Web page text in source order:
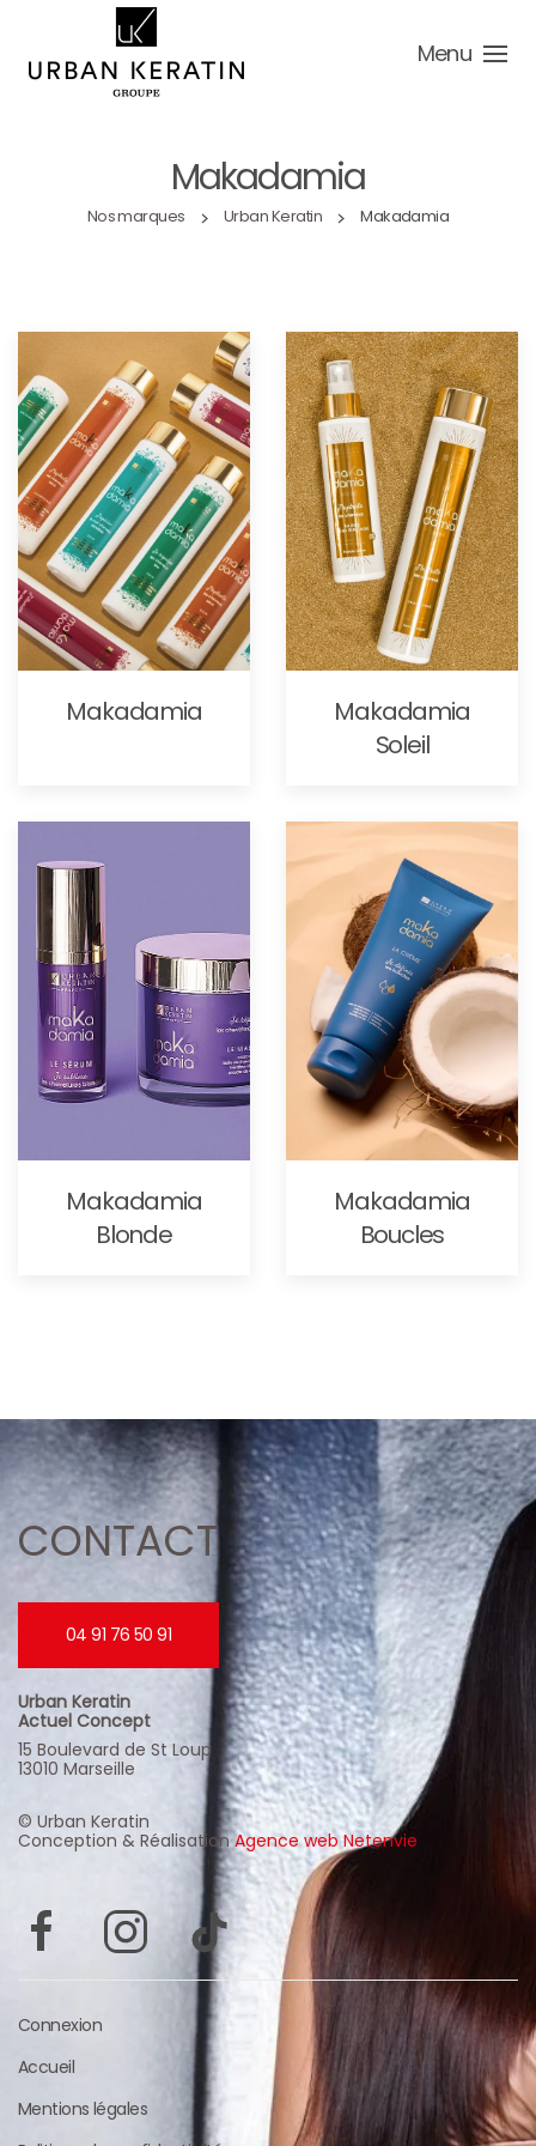
Menu
Makadamia
Nos marques Urban Keratin Makadamia
Makadamia
Makadamia
Soleil
Makadamia
Blonde
Makadamia
Boucles
CONTACT
04 91 76 50 91
Urban Keratin
Actuel Concept
15 Boulevard de St Loup
13010 Marseille
© Urban Keratin
Conception & RéalisationAgence web Netenvie
Connexion
Accueil
Mentions légales